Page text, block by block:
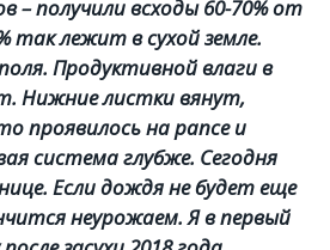
– получили всходы 60-70% от
так лежит в сухой земле.
Продуктивной влаги в
Нижние листки вянут,
проявилось на рапсе и
система глубже. Сегодня
Если дождя не будет еще
неурожаем. Я в первый